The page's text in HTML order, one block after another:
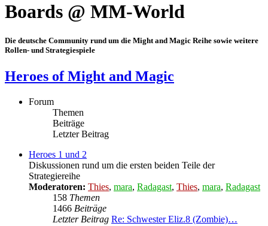
Boards @ MM-World
Die deutsche Community rund um die Might and Magic Reihe sowie weitere
Rollen- und Strategiespiele
Heroes of Might and Magic
Forum
Themen
Beiträge
Letzter Beitrag
Heroes 1 und 2
Diskussionen rund um die ersten beiden Teile der
Strategiereihe
Moderatoren: Thies, mara, Radagast, Thies, mara, Radagast
158 Themen
1466 Beiträge
Letzter Beitrag Re: Schwester Eliz.8 (Zombie)…